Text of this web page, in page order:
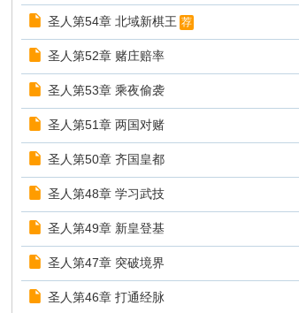
圣人第54章 北域新棋王 荐
圣人第52章 赌庄赔率
圣人第53章 乘夜偷袭
圣人第51章 两国对赌
圣人第50章 齐国皇都
圣人第48章 学习武技
圣人第49章 新皇登基
圣人第47章 突破境界
圣人第46章 打通经脉